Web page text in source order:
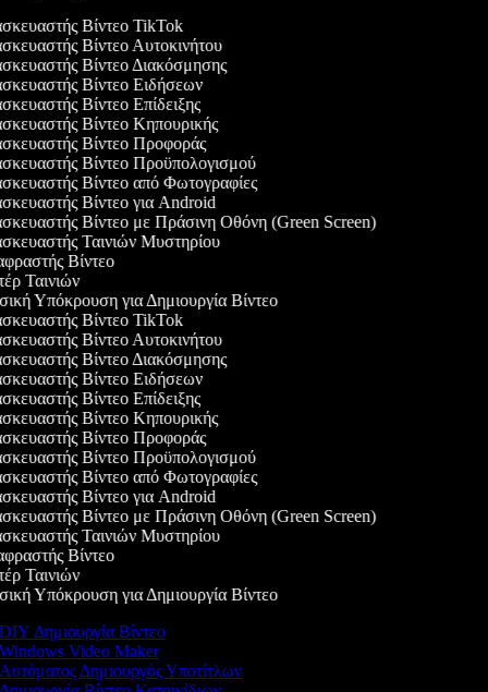
Βίντεο TikTok
Βίντεο Αυτοκινήτου
Βίντεο Διακόσμησης
Βίντεο Ειδήσεων
Βίντεο Επίδειξης
Βίντεο Κηπουρικής
Βίντεο Προφοράς
Βίντεο Προϋπολογισμού
Βίντεο από Φωτογραφίες
Βίντεο για Android
Βίντεο με Πράσινη Οθόνη (Green Screen)
Ταινιών Μυστηρίου
Βίντεο
Ταινιών
Υπόκρουση για Δημιουργία Βίντεο
Βίντεο TikTok
Βίντεο Αυτοκινήτου
Βίντεο Διακόσμησης
Βίντεο Ειδήσεων
Βίντεο Επίδειξης
Βίντεο Κηπουρικής
Βίντεο Προφοράς
Βίντεο Προϋπολογισμού
Βίντεο από Φωτογραφίες
Βίντεο για Android
Βίντεο με Πράσινη Οθόνη (Green Screen)
Ταινιών Μυστηρίου
Βίντεο
Ταινιών
Υπόκρουση για Δημιουργία Βίντεο
Δημιουργία Βίντεο
Video Maker
Δημιουργός Υποτίτλων